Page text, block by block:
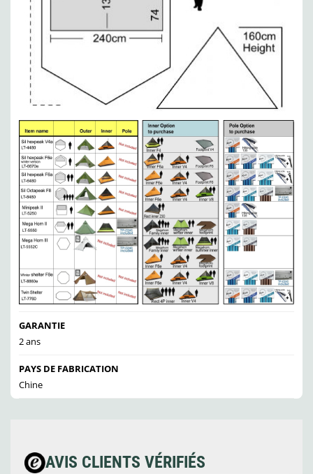
GARANTIE
2 ans
PAYS DE FABRICATION
Chine
AVIS CLIENTS VÉRIFIÉS